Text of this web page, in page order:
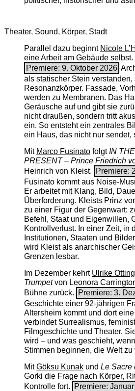
Theater, Sound, Körper, Stadt
Parallel dazu beginnt Nicole
eine Arbeit am Gebäude selbst.
Premiere: 9. Oktober 2026
als statischer Stein verstanden,
Resonanzkörper. Fassade,
werden zu Membranen. Das
Geräusche auf und gibt sie
nicht draußen, sondern tritt
ein. So entsteht ein zentrales
ein Haus, das nicht nur sendet,
Mit Marco FusinatofolgtIN
PRESENT – Prince Friedrich
Heinrich von Kleist.
Premiere:
Fusinato kommt aus Noise-
Er arbeitet mit Klang, Bild,
Überforderung. Kleists Prinz
zu einer Figur der Gegenwart:
Befehl, Staat und Eigenwillen,
Kontrollverlust. In einer Zeit, in
Institutionen, Staaten und
wird Kleist als anarchischer
Grenzen lesbar.
Im Dezember kehrt Ulrike
Trumpetvon Leonora
Bühne zurück.
Premiere: 3.
Geschichte einer 92-jährigen
Altersheim kommt und dort
verbindet Surrealismus,
Filmgeschichte und Theater.
wird – und was geschieht,
Stimmen beginnen, die Welt zu
MitGöksu Kunakund Le Sacre
Gorki die Frage nach Körper,
Kontrolle fort.
Premiere: